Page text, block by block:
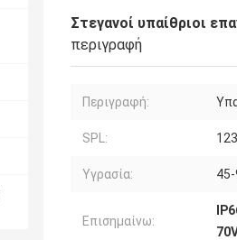
Στεγανοί υπαίθριοι
περιγραφή
Περιγραφή:
SPL:
Υγρασία: 45-
Επισημαίνω: